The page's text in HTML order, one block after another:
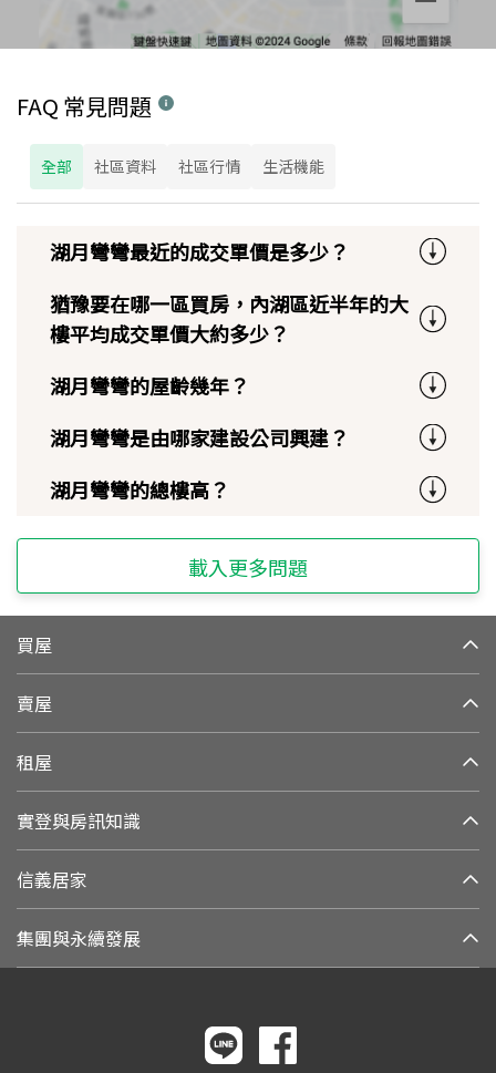
FAQ 常見問題
全部 社區資料 社區行情 生活機能
湖月彎彎最近的成交單價是多少？
猶豫要在哪一區買房，內湖區近半年的大
樓平均成交單價大約多少？
湖月彎彎的屋齡幾年？
湖月彎彎是由哪家建設公司興建？
湖月彎彎的總樓高？
載入更多問題
買屋
賣屋
租屋
實登與房訊知識
信義居家
集團與永續發展